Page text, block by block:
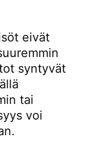
eivät
syntyvät
tai
voi